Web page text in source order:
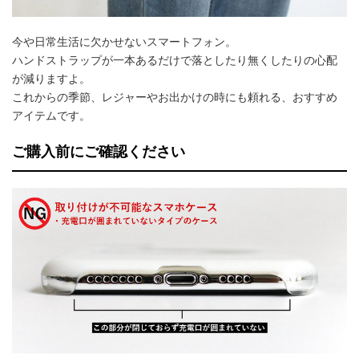
今や日常生活に欠かせないスマートフォン。
ハンドストラップが一本あるだけで落としたり無くしたりの心配
が減りますよ。
これからの季節、レジャーやお出かけの時にも頼れる、おすすめ
アイテムです。
ご購入前にご確認ください